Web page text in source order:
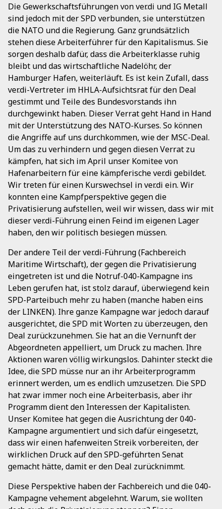
Die Gewerkschaftsführungen von ver.di und IG Metall
sind jedoch mit der SPD verbunden, sie unterstützen
die NATO und die Regierung. Ganz grundsätzlich
stehen diese Arbeiterführer für den Kapitalismus. Sie
sorgen deshalb dafür, dass die Arbeiterklasse ruhig
bleibt und das wirtschaftliche Nadelöhr, der
Hamburger Hafen, weiterläuft. Es ist kein Zufall, dass
ver.di-Vertreter im HHLA-Aufsichtsrat für den Deal
gestimmt und Teile des Bundesvorstands ihn
durchgewinkt haben. Dieser Verrat geht Hand in Hand
mit der Unterstützung des NATO-Kurses. So können
die Angriffe auf uns durchkommen, wie der MSC-Deal.
Um das zu verhindern und gegen diesen Verrat zu
kämpfen, hat sich im April unser Komitee von
Hafenarbeitern für eine kämpferische ver.di gebildet.
Wir treten für einen Kurswechsel in ver.di ein. Wir
konnten eine Kampfperspektive gegen die
Privatisierung aufstellen, weil wir wissen, dass wir mit
dieser ver.di-Führung einen Feind im eigenen Lager
haben, den wir politisch besiegen müssen.
Der andere Teil der ver.di-Führung (Fachbereich
Maritime Wirtschaft), der gegen die Privatisierung
eingetreten ist und die Notruf-040-Kampagne ins
Leben gerufen hat, ist stolz darauf, überwiegend kein
SPD-Parteibuch mehr zu haben (manche haben eins
der LINKEN). Ihre ganze Kampagne war jedoch darauf
ausgerichtet, die SPD mit Worten zu überzeugen, den
Deal zurückzunehmen. Sie hat an die Vernunft der
Abgeordneten appelliert, um Druck zu machen. Ihre
Aktionen waren völlig wirkungslos. Dahinter steckt die
Idee, die SPD müsse nur an ihr Arbeiterprogramm
erinnert werden, um es endlich umzusetzen. Die SPD
hat zwar immer noch eine Arbeiterbasis, aber ihr
Programm dient den Interessen der Kapitalisten.
Unser Komitee hat gegen die Ausrichtung der 040-
Kampagne argumentiert und sich dafür eingesetzt,
dass wir einen hafenweiten Streik vorbereiten, der
wirklichen Druck auf den SPD-geführten Senat
gemacht hätte, damit er den Deal zurücknimmt.
Diese Perspektive haben der Fachbereich und die 040-
Kampagne vehement abgelehnt. Warum, sie wollten